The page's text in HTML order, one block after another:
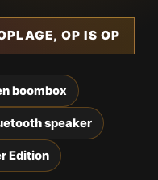
OP IS OP
boombox
speaker
Edition